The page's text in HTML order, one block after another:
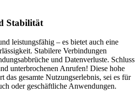
Stabilität
leistungsfähig – es bietet auch eine
Stabilere Verbindungen
und Datenverluste. Schluss
unterbrochenen Anrufen! Diese hohe
das gesamte Nutzungserlebnis, sei es für
oder geschäftliche Anwendungen.